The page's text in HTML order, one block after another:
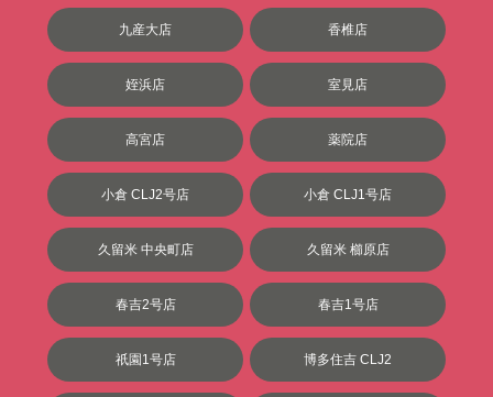
九産大店 香椎店
姪浜店 室見店
高宮店 薬院店
小倉 CLJ2号店 小倉 CLJ1号店
久留米 中央町店 久留米 櫛原店
春吉2号店 春吉1号店
祇園1号店 博多住吉 CLJ2